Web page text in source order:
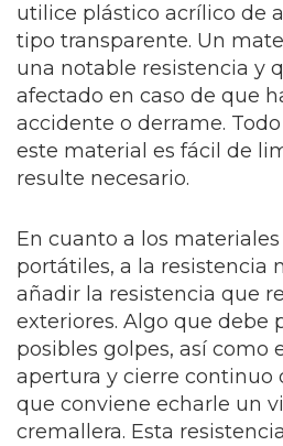
utilice plástico acrílico de
tipo transparente. Un
una notable resistencia y
afectado en caso de que
accidente o derrame.
este material es fácil de
resulte necesario.
En cuanto a los
portátiles, a la resistencia
añadir la resistencia que
exteriores. Algo que debe
posibles golpes, así como
apertura y cierre continuo
que conviene echarle un
cremallera. Esta